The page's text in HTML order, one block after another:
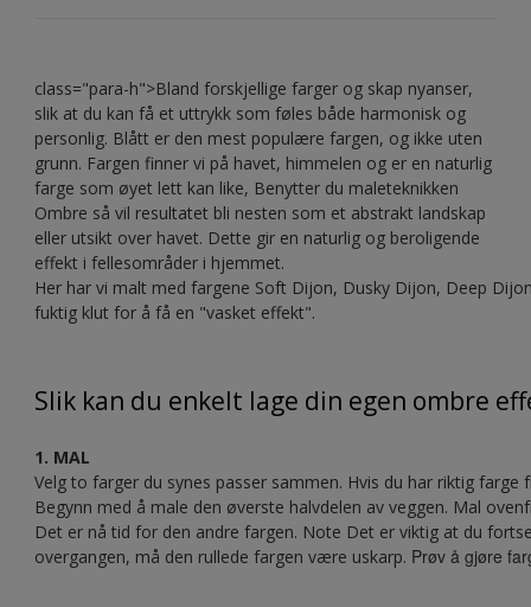
class="para-h">Bland forskjellige farger og skap nyanser,
slik at du kan få et uttrykk som føles både harmonisk og
personlig. Blått er den mest populære fargen, og ikke uten
grunn. Fargen finner vi på havet, himmelen og er en naturlig
farge som øyet lett kan like, Benytter du maleteknikken
Ombre så vil resultatet bli nesten som et abstrakt landskap
eller utsikt over havet. Dette gir en naturlig og beroligende
effekt i fellesområder i hjemmet.
Her har vi malt med fargene Soft Dijon, Dusky Dijon, Deep
fuktig klut for å få en "vasket effekt".
Slik kan du enkelt lage din egen ombre
1. MAL
Velg to farger du synes passer sammen. Hvis du har riktig
Begynn med å male den øverste halvdelen av veggen. Mal
Det er nå tid for den andre fargen. Note Det er viktig at du
overgangen, må den rullede fargen være uskarp. Prøv å gjøre